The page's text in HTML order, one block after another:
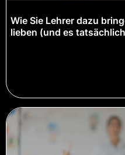
Wie Sie Lehrer dazu
lieben (und es